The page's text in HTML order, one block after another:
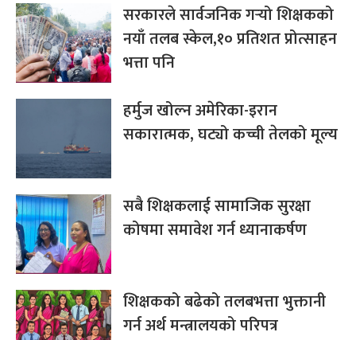
सरकारले सार्वजनिक गर्‍यो शिक्षकको
नयाँ तलब स्केल,१० प्रतिशत प्रोत्साहन
भत्ता पनि
हर्मुज खोल्न अमेरिका-इरान
सकारात्मक, घट्यो कच्ची तेलको मूल्य
सबै शिक्षकलाई सामाजिक सुरक्षा
कोषमा समावेश गर्न ध्यानाकर्षण
शिक्षकको बढेको तलबभत्ता भुक्तानी
गर्न अर्थ मन्त्रालयको परिपत्र